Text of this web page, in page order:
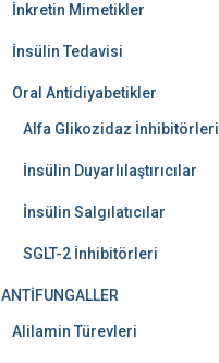
İnkretin Mimetikler
İnsülin Tedavisi
Oral Antidiyabetikler
Alfa Glikozidaz İnhibitörleri
İnsülin Duyarlılaştırıcılar
İnsülin Salgılatıcılar
SGLT-2 İnhibitörleri
ANTİFUNGALLER
Alilamin Türevleri